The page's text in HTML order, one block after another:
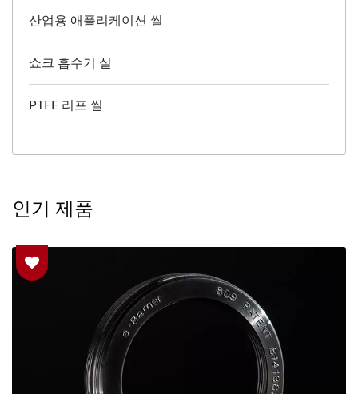
산업용 애플리케이션 씰
쇼크 흡수기 실
PTFE 리프 씰
인기 제품